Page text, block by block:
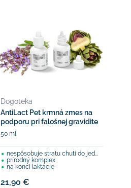
Dogoteka
AntiLact Pet krmná zmes na
podporu pri falošnej gravidite
50 ml
nespôsobuje stratu chuti do jedla
prírodný komplex
na konci laktácie
21,90 €